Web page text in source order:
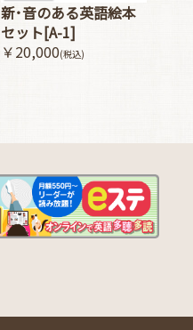
新･音のある英語絵本
セット[A-1]
￥20,000(税込)